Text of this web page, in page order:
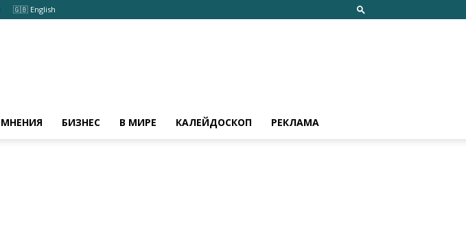
🇬🇧 English
МНЕНИЯ БИЗНЕС В МИРЕ КАЛЕЙДОСКОП РЕКЛАМА